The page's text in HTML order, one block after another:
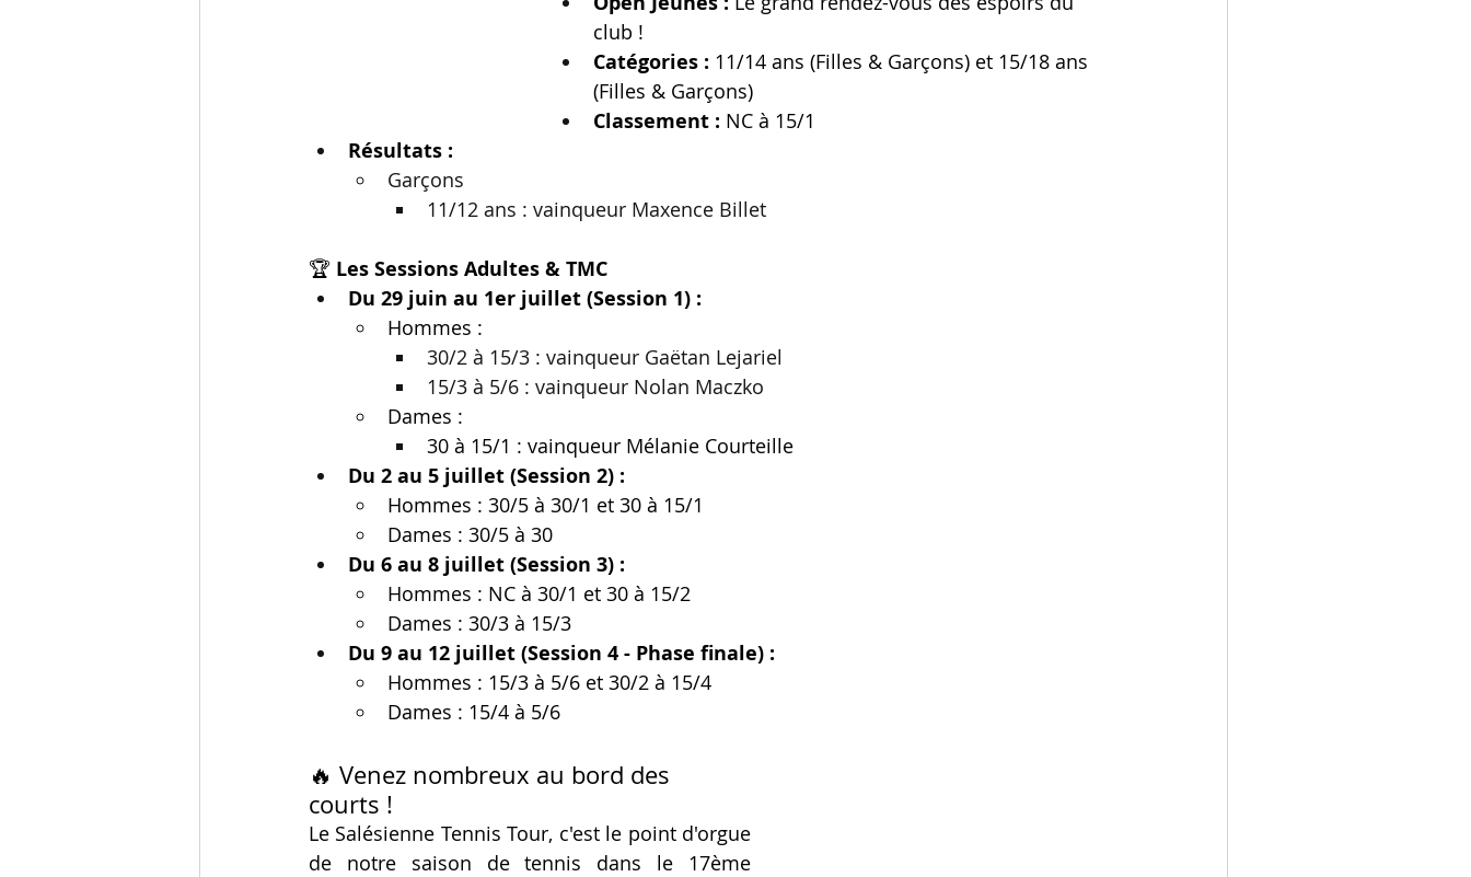
club !
Catégories : 11/14 ans (Filles & Garçons) et 15/18 ans
(Filles & Garçons)
Classement : NC à 15/1
Résultats :
Garçons
11/12 ans : vainqueur Maxence Billet
🏆 Les Sessions Adultes & TMC
Du 29 juin au 1er juillet (Session 1) :
Hommes :
30/2 à 15/3 : vainqueur Gaëtan Lejariel
15/3 à 5/6 : vainqueur Nolan Maczko
Dames :
30 à 15/1 : vainqueur Mélanie Courteille
Du 2 au 5 juillet (Session 2) :
Hommes : 30/5 à 30/1 et 30 à 15/1
Dames : 30/5 à 30
Du 6 au 8 juillet (Session 3) :
Hommes : NC à 30/1 et 30 à 15/2
Dames : 30/3 à 15/3
Du 9 au 12 juillet (Session 4 - Phase finale) :
Hommes : 15/3 à 5/6 et 30/2 à 15/4
Dames : 15/4 à 5/6
🔥 Venez nombreux au bord des
courts !
Le Salésienne Tennis Tour, c'est le point d'orgue
de notre saison de tennis dans le 17ème